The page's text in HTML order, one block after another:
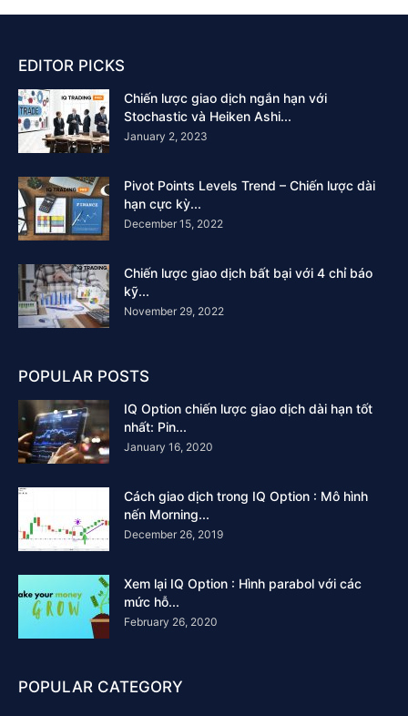
EDITOR PICKS
Chiến lược giao dịch ngắn hạn với
Stochastic và Heiken Ashi...
January 2, 2023
Pivot Points Levels Trend – Chiến lược dài
hạn cực kỳ...
December 15, 2022
Chiến lược giao dịch bất bại với 4 chỉ báo
kỹ...
November 29, 2022
POPULAR POSTS
IQ Option chiến lược giao dịch dài hạn tốt
nhất: Pin...
January 16, 2020
Cách giao dịch trong IQ Option : Mô hình
nến Morning...
December 26, 2019
Xem lại IQ Option : Hình parabol với các
mức hỗ...
February 26, 2020
POPULAR CATEGORY